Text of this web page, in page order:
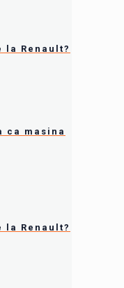
Renault?
ca masina
Renault?